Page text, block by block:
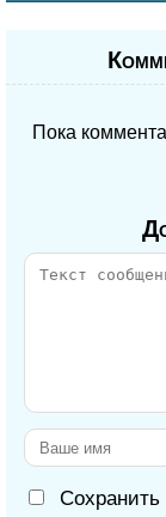
Пока